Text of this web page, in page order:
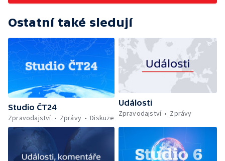
Ostatní také sledují
Studio ČT24
Zpravodajství
Zprávy Diskuze
Události
Zpravodajství
Zprávy